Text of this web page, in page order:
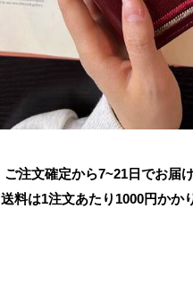
ご注文確定から7~21日でお届
送料は1注文あたり 1000円かか